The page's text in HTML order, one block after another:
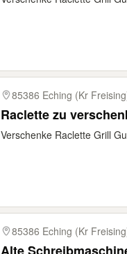
85386 Eching (Kr
Raclette zu
Verschenke Raclette Grill
85386 Eching (Kr